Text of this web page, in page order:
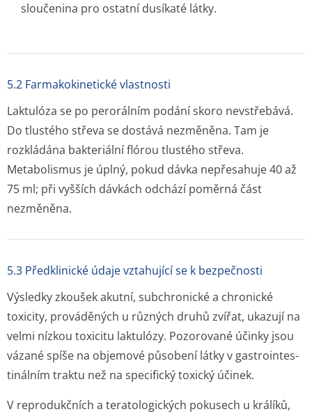
sloučenina pro ostatní dusíkaté látky.
5.2 Farmakokinetické vlastnosti
Laktulóza se po perorálním podání skoro nevstřebává.
Do tlustého střeva se dostává nezměněna. Tam je
rozkládána bakteriální flórou tlustého střeva.
Metabolismus je úplný, pokud dávka nepřesahuje 40 až
75 ml; při vyšších dávkách odchází poměrná část
nezměněna.
5.3 Předklinické údaje vztahující se k bezpečnosti
Výsledky zkoušek akutní, subchronické a chronické
toxicity, prováděných u různých druhů zvířat, ukazují na
velmi nízkou toxicitu laktulózy. Pozorované účinky jsou
vázané spíše na objemové působení látky v gastrointes­
tinálním traktu než na specifický toxický účinek.
V reprodukčních a teratologických pokusech u králíků,